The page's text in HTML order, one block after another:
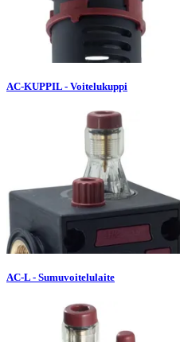
AC-KUPPIL - Voitelukuppi
AC-L - Sumuvoitelulaite